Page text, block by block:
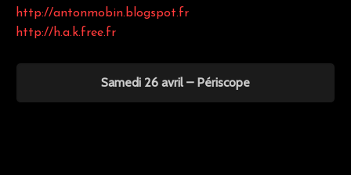
http://antonmobin.blogspot.fr
http://h.a.k.free.fr
Samedi 26 avril – Périscope